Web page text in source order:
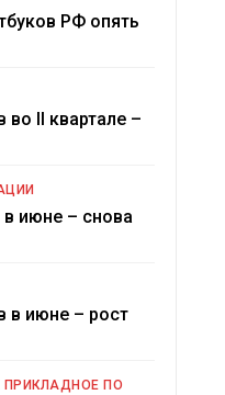
РФ опять
II квартале –
июне – снова
в июне – рост
ПО